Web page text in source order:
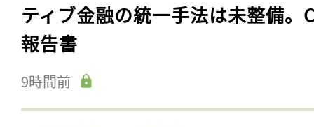
ティブ金融の統一手法は未整備。
報告書
9時間前